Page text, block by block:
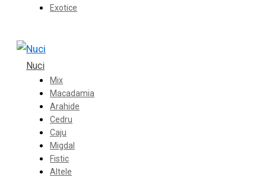
Exotice
Nuci
Mix
Macadamia
Arahide
Cedru
Caju
Migdal
Fistic
Altele